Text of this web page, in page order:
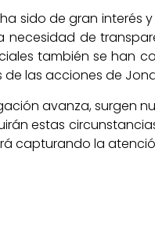
sido de gran interés
necesidad de
también se
las acciones de
avanza, surgen
estas
capturando la